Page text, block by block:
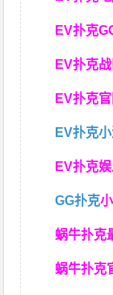
EV扑克
EV扑克战
EV扑克
EV扑克
EV扑克
GG扑克
蜗牛扑克
蜗牛扑克